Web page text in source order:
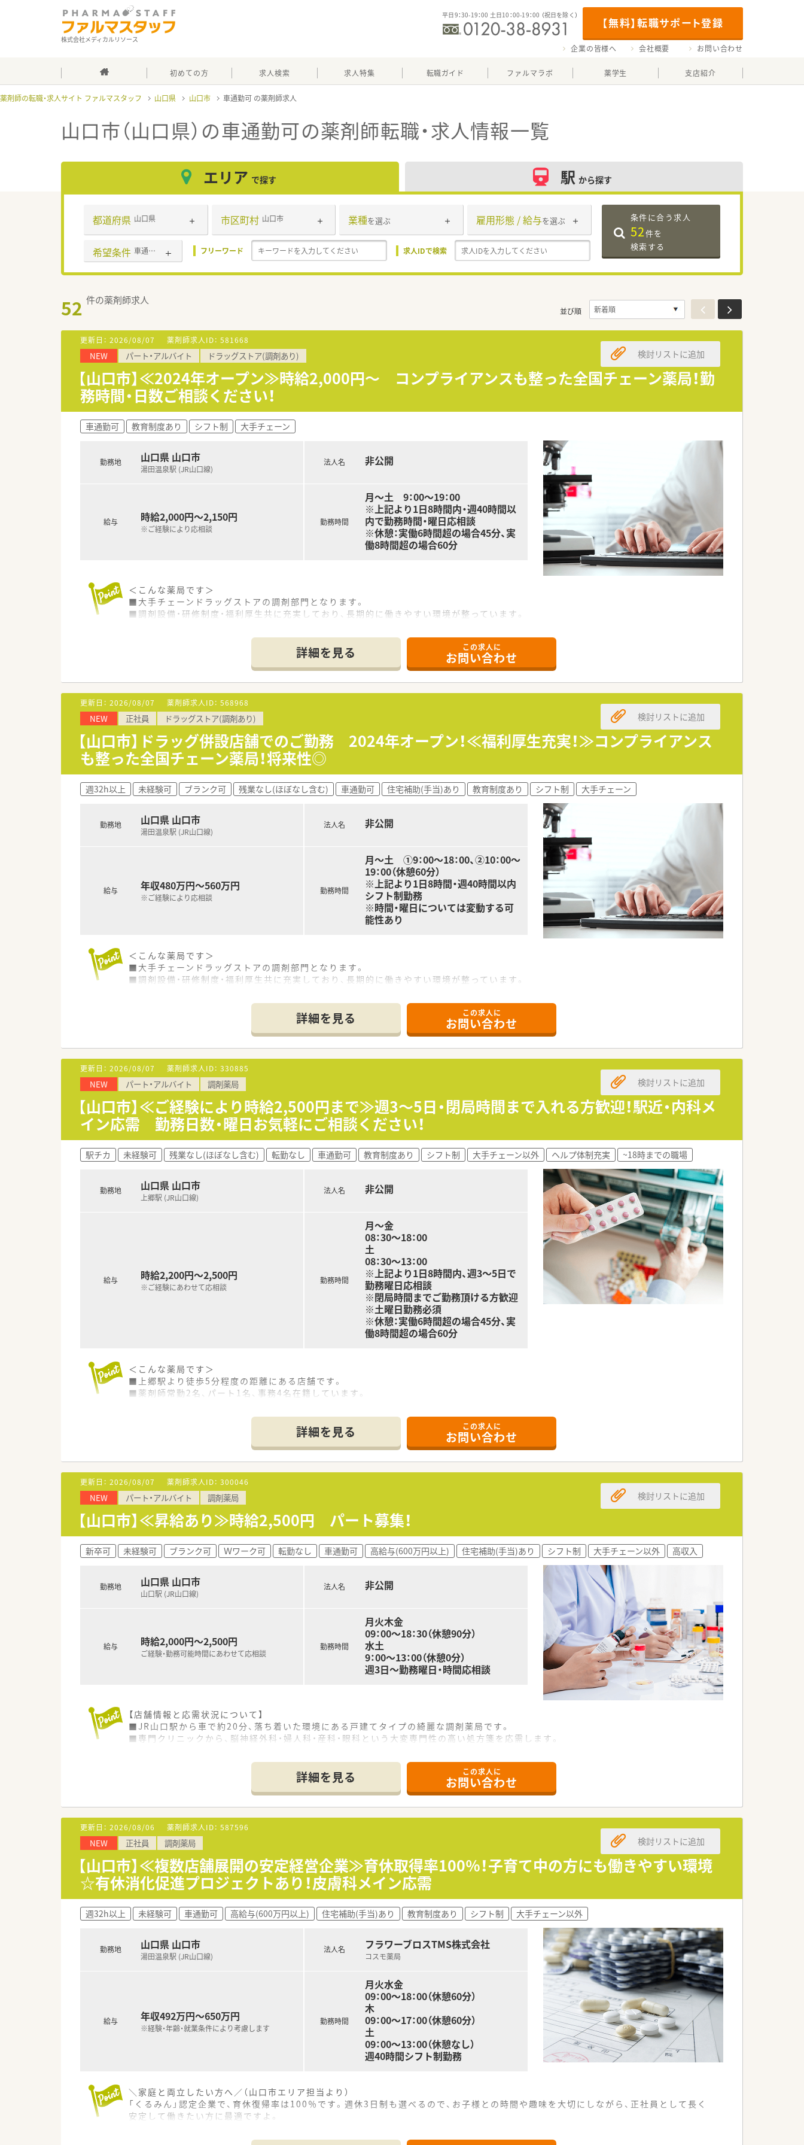
株式会社メディカルリソース
【無料】転職サポート登録
平日9：30-19：00 土日10：00-19：00 （祝日を除く）
企業の皆様へ 会社概要 お問い合わせ
初めての方 求人検索 求人特集 転職ガイド ファルマラボ 薬学生 支店紹介
薬剤師の転職・求人サイト ファルマスタッフ 山口県 山口市 車通勤可
山口市（山口県）の車通勤可の薬剤師転職・求人情報一覧
エリア で探す 駅 から探す
都道府県 山口県 市区町村 山口市 業種を選ぶ 雇用形態 / 給与を選ぶ
希望条件 車通勤可 フリーワード 求人IDで検索
条件に合う求人
52件を
検索する
52 件の薬剤師求人
並び順
更新日： 2026/08/07 薬剤師求人ID： 581668
NEW パート・アルバイト ドラッグストア(調剤あり)
【山口市】≪2024年オープン≫時給2,000円～ コンプライアンスも整った全国チェーン薬局！勤
務時間・日数ご相談ください！
検討リストに追加
車通勤可 教育制度あり シフト制 大手チェーン
勤務地 山口県 山口市
湯田温泉駅 (JR山口線)
給与 時給2,000円～2,150円
※ご経験により応相談
法人名 非公開
勤務時間
月～土 9：00～19：00
※上記より1日8時間内・週40時間以
内で勤務時間・曜日応相談
※休憩：実働6時間超の場合45分、実
働8時間超の場合60分
＜こんな薬局です＞
■大手チェーンドラッグストアの調剤部門となります。
■調剤設備・研修制度・福利厚生共に充実しており、長期的に働きやすい環境が整っています。
■処方箋による調剤業務、服薬指導、薬剤情報の提供など
■2024年7月オープンになります。
新規立上げに携わることができます。
■近隣のクリニックより複数の科目を応需します。
＜研修制度＞
■入社時の研修からキャリアに応じた段階別の研修まで、これから活躍する薬剤師に必要なスキルが身に付くよう各種研修・勉強会が実
施されています。
＜法人特徴＞
■全国に調剤薬局・ドラッグストアを展開する大手チェーンです。
■大手ならではの研修制度・福利厚生が充実。安定雇用を望まれる方にぴったりの環境が整っています。
■調剤過誤の削減にも力を入れている企業です（インシデント発生状況チェックなど）
■調剤とドラッグ同時勤務はないため、ご希望に併せた働き方を実現できます。
■残業時間も少ないのが特徴です（全体平均残業時間 約5~8時間）
■有給消化率は80%以上となり、ライフワークバランスを大切にして頂きながらのご勤務が可能となります。
■平均年齢34歳となります。非常に若さ溢れるドラッグストアチェーン。明るくお仕事しやすい環境です。
＜こんな方にもオススメ＞
■勤務薬剤師として調剤をするだけでなく将来的に様々なキャリアを積みたい方
詳細を見る この求人に
お問い合わせ
更新日： 2026/08/07 薬剤師求人ID： 568968
NEW 正社員 ドラッグストア(調剤あり)
【山口市】ドラッグ併設店舗でのご勤務 2024年オープン！≪福利厚生充実！≫コンプライアンス
も整った全国チェーン薬局！将来性◎
検討リストに追加
週32h以上 未経験可 ブランク可 残業なし(ほぼなし含む) 車通勤可 住宅補助(手当)あり 教育制度あり シフト制 大手チェーン
勤務地 山口県 山口市
湯田温泉駅 (JR山口線)
給与 年収480万円～560万円
※ご経験により応相談
法人名 非公開
勤務時間
月～土 ①9：00～18：00、②10：00～
19：00（休憩60分）
※上記より1日8時間・週40時間以内
シフト制勤務
※時間・曜日については変動する可
能性あり
＜こんな薬局です＞
■大手チェーンドラッグストアの調剤部門となります。
■調剤設備・研修制度・福利厚生共に充実しており、長期的に働きやすい環境が整っています。
■処方箋による調剤業務、服薬指導、薬剤情報の提供など
■2024年7月オープンしております。
■近隣のクリニックより複数の科目を応需します。
＜研修制度＞
■入社時の研修からキャリアに応じた段階別の研修まで、これから活躍する薬剤師に必要なスキルが身に付くよう各種研修・勉強会が実
施されています。
＜法人特徴＞
■全国に調剤薬局・ドラッグストアを展開する大手チェーンです。
■大手ならではの研修制度・福利厚生が充実。安定雇用を望まれる方にぴったりの環境が整っています。
■調剤とドラッグ同時勤務はないため、ご希望に併せた働き方を実現できます。
■キャリアステップを支援（薬局長や会社全体の運営管理（PSV）など）
■有給消化率は80%以上となり、ライフワークバランスを大切にして頂きながらのご勤務が可能となります。
■平均年齢34歳となります。非常に若さ溢れるドラッグストアチェーン。明るくお仕事しやすい環境です。
■勤務薬剤師として調剤をするだけでなく将来的に様々なキャリアを積みたい方
■産育休や子育てしながらの勤務など、ライフスタイルに応じた業務支援を受けたい方
詳細を見る この求人に
お問い合わせ
更新日： 2026/08/07 薬剤師求人ID： 330885
NEW パート・アルバイト 調剤薬局
【山口市】≪ご経験により時給2,500円まで≫週3～5日・閉局時間まで入れる方歓迎！駅近・内科メ
イン応需 勤務日数・曜日お気軽にご相談ください！
検討リストに追加
駅チカ 未経験可 残業なし(ほぼなし含む) 転勤なし 車通勤可 教育制度あり シフト制 大手チェーン以外 ヘルプ体制充実 ~18時までの職場
勤務地 山口県 山口市
上郷駅 (JR山口線)
給与 時給2,200円～2,500円
※ご経験にあわせて応相談
法人名 非公開
勤務時間
月～金
08：30～18：00
土
08：30～13：00
※上記より1日8時間内、週3～5日で
勤務曜日応相談
※閉局時間までご勤務頂ける方歓迎
※土曜日勤務必須
※休憩：実働6時間超の場合45分、実
働8時間超の場合60分
＜こんな薬局です＞
■上郷駅より徒歩5分程度の距離にある店舗です。
■薬剤師常勤2名、パート1名、事務4名在籍しています。
■近隣のクリニックより内科をメインに処方を応需しています。
■処方箋枚数は約40～50枚/日です。
＜研修制度＞
■現場の先輩薬剤師より指導を受けて頂きます。
＜法人特徴＞
■山口市に3店舗、宇部市に1店舗展開されている調剤薬局です。
■1人で業務を完結するのではなく、チーム（薬剤師・事務）として協力しながら、困ったことがあれば全員で解決していく環境です。
■ドクターとの関係性も非常に強く、ドクターから往診同行依頼を受けるほど信頼関係の構築ができています。
■ベテラン社員が多いため、未経験の方でも安心してお仕事できます。
■子育て中の女性薬剤師さんも多く在籍し活躍されています。
■薬剤師会・eーラーニング加入は会社負担となります。
■地域に根付いた調剤薬局で長くご勤務したい方
■プライベートも重視しながらメリハリをつけて勤務したい方
詳細を見る この求人に
お問い合わせ
更新日： 2026/08/07 薬剤師求人ID： 300046
NEW パート・アルバイト 調剤薬局
【山口市】≪昇給あり≫時給2,500円 パート募集！
検討リストに追加
新卒可 未経験可 ブランク可 Ｗワーク可 転勤なし 車通勤可 高給与(600万円以上) 住宅補助(手当)あり シフト制 大手チェーン以外 高収入
勤務地 山口県 山口市
山口駅 (JR山口線)
給与 時給2,000円～2,500円
ご経験・勤務可能時間にあわせて応相談
法人名 非公開
勤務時間
月火木金
09：00～18：30（休憩90分）
水土
9：00～13：00（休憩0分）
週3日～勤務曜日・時間応相談
【店舗情報と応需状況について】
■JR山口駅から車で約20分、落ち着いた環境にある戸建てタイプの綺麗な調剤薬局です。
■専門クリニックから、脳神経外科・婦人科・産科・眼科という大変専門性の高い処方箋を応需します。
■今回は、店舗異動に伴う募集になります。
■専門的な処方が多いため、知的好奇心を持ち、主体的に学ぶ意欲のある方を歓迎します。
■落ち着いた環境で、患者様やクリニックのスタッフと良好な関係を築いてくださる方を求めています。
【求人情報について】
■これまでのご経験や専門性を十分に考慮し、面接を通じて話し合いの上で給与を決定します。
■現在、職員が安心して長く働けるよう、退職金制度の導入を前向きに検討・協議しています。
■学校行事などに合わせたシフト調整にも柔軟に対応しており、子育て中の方も働きやすい環境です。
詳細を見る この求人に
お問い合わせ
更新日： 2026/08/06 薬剤師求人ID： 587596
NEW 正社員 調剤薬局
【山口市】≪複数店舗展開の安定経営企業≫育休取得率100％！子育て中の方にも働きやすい環境
☆有休消化促進プロジェクトあり！皮膚科メイン応需
検討リストに追加
週32h以上 未経験可 車通勤可 高給与(600万円以上) 住宅補助(手当)あり 教育制度あり シフト制 大手チェーン以外
勤務地 山口県 山口市
湯田温泉駅 (JR山口線)
給与 年収492万円～650万円
※経験・年齢・就業条件により考慮します
法人名 フラワーブロスTMS株式会社
コスモ薬局
勤務時間
月火水金
09：00～18：00（休憩60分）
木
09：00～17：00（休憩60分）
土
09：00～13：00（休憩なし）
週40時間シフト制勤務
＼家庭と両立したい方へ／（山口市エリア担当より）
「くるみん」認定企業で、育休復帰率は100％です。週休3日制も選べるので、お子様との時間や趣味を大切にしながら、正社員として長く
安定して働きたい方に最適ですよ。
【店舗情報と応需状況について】